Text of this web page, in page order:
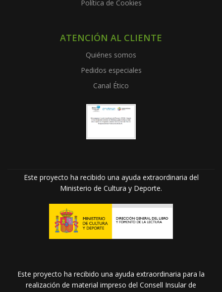
Política de Cookies
ATENCIÓN AL CLIENTE
Quiénes somos
Pedidos especiales
Canal Ético
Este proyecto ha recibido una ayuda extraordinaria del
Ministerio de Cultura y Deporte.
Este proyecto ha recibido una ayuda extraordinaria para la
realización de material impreso del Consell Insular de